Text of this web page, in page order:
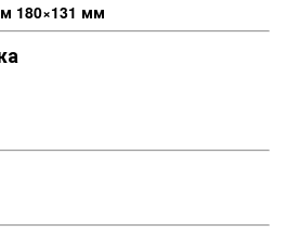
180×131 мм